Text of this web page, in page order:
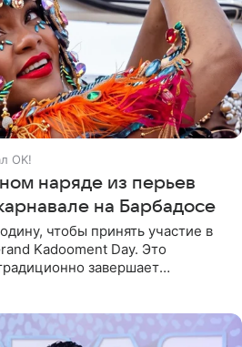
OK!
наряде из перьев
на Барбадосе
чтобы принять участие в
Kadooment Day. Это
завершает